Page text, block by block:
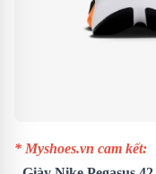
* Myshoes.vn cam kết: